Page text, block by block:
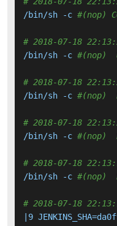
/bin/sh -c #(nop)
# 2018-07-18
/bin/sh -c #(nop)
# 2018-07-18
/bin/sh -c #(nop)
# 2018-07-18
/bin/sh -c #(nop)
# 2018-07-18
/bin/sh -c #(nop)
# 2018-07-18
|9